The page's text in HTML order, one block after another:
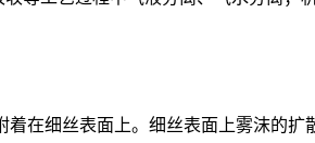
在细丝表面上。细丝表面上雾沫的扩